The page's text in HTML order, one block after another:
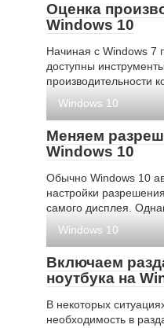
Оценка
Windows 10
Начиная с Windows 7
доступны
производительности
Windows 10
Меняем
Windows 10
Обычно Windows 10
настройки
самого дисплея.
Windows 10
Включаем
ноутбука на
В некоторых
необходимость в